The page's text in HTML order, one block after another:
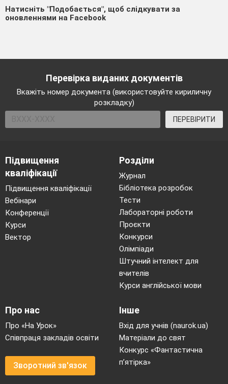
Натисніть "Подобається", щоб слідкувати за
оновленнями на Facebook
Перевірка виданих документів
Вкажіть номер документа (використовуйте кириличну
розкладку)
ПЕРЕВІРИТИ
Підвищення
кваліфікації
Підвищення кваліфікації
Вебінари
Конференції
Курси
Вектор
Розділи
Журнал
Бібліотека розробок
Тести
Лабораторні роботи
Проєкти
Конкурси
Олімпіади
Штучний інтелект для
вчителів
Курси англійської мови
Про нас
Про «На Урок»
Співпраця закладів освіти
Зворотний зв'язок
Інше
Вхід для учнів (naurok.ua)
Матеріали до свят
Конкурс «Фантастична
п’ятірка»